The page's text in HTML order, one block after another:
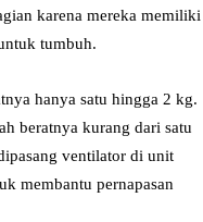
karena mereka memiliki
tumbuh.
hanya satu hingga 2 kg.
beratnya kurang dari satu
ventilator di unit
membantu pernapasan